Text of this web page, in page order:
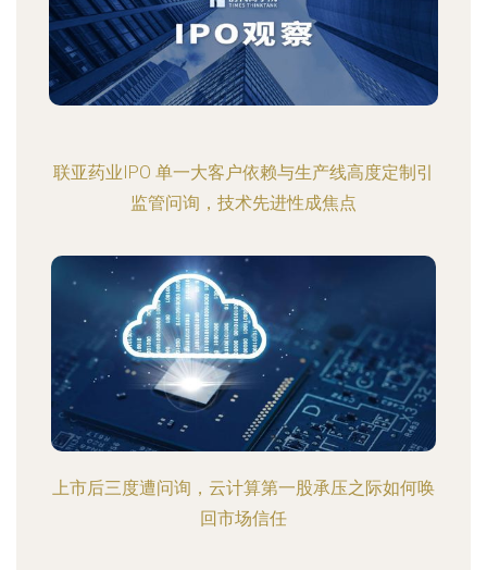
联亚药业IPO 单一大客户依赖与生产线高度定制引
监管问询，技术先进性成焦点
上市后三度遭问询，云计算第一股承压之际如何唤
回市场信任